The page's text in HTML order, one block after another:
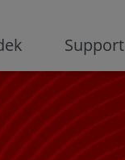
Support